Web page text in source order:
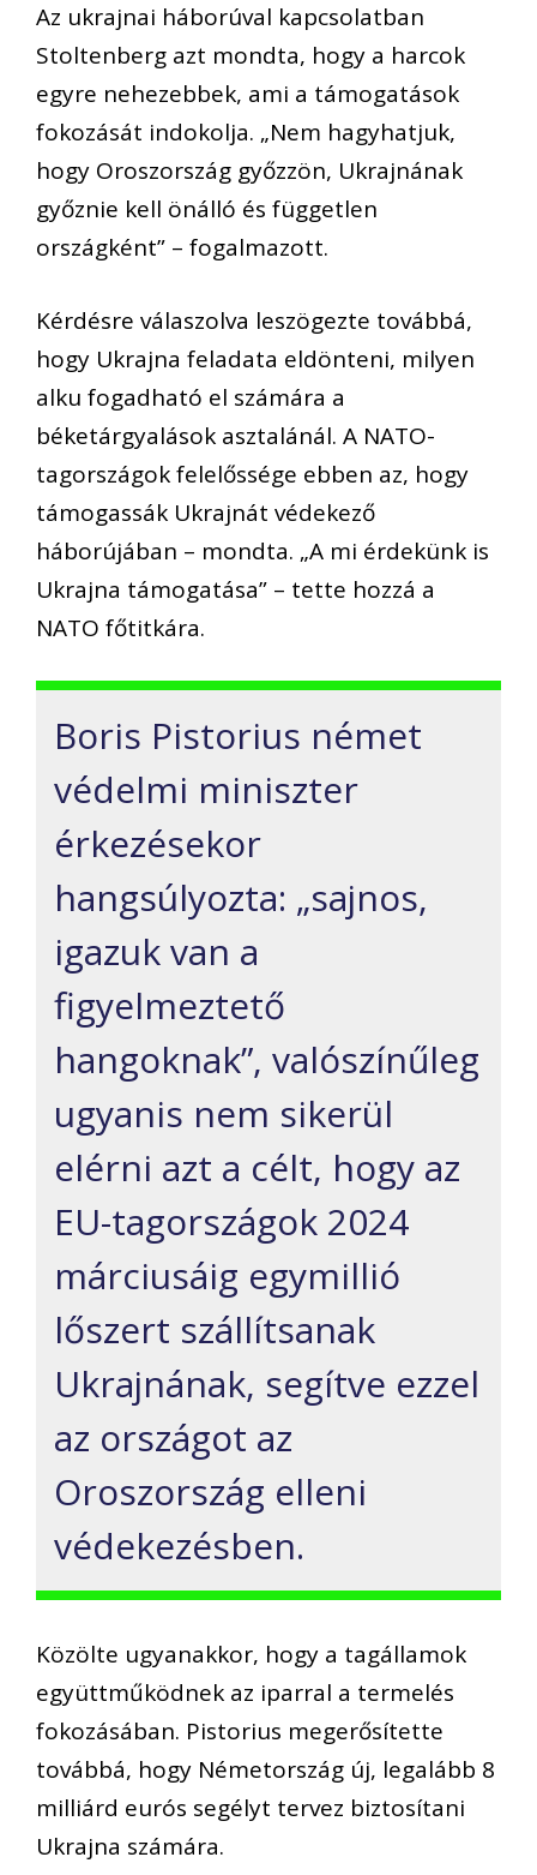
Az ukrajnai háborúval kapcsolatban
Stoltenberg azt mondta, hogy a harcok
egyre nehezebbek, ami a támogatások
fokozását indokolja. „Nem hagyhatjuk,
hogy Oroszország győzzön, Ukrajnának
győznie kell önálló és független
országként” – fogalmazott.
Kérdésre válaszolva leszögezte továbbá,
hogy Ukrajna feladata eldönteni, milyen
alku fogadható el számára a
béketárgyalások asztalánál. A NATO-
tagországok felelőssége ebben az, hogy
támogassák Ukrajnát védekező
háborújában – mondta. „A mi érdekünk is
Ukrajna támogatása” – tette hozzá a
NATO főtitkára.
Boris Pistorius német
védelmi miniszter
érkezésekor
hangsúlyozta: „sajnos,
igazuk van a
figyelmeztető
hangoknak”, valószínűleg
ugyanis nem sikerül
elérni azt a célt, hogy az
EU-tagországok 2024
márciusáig egymillió
lőszert szállítsanak
Ukrajnának, segítve ezzel
az országot az
Oroszország elleni
védekezésben.
Közölte ugyanakkor, hogy a tagállamok
együttműködnek az iparral a termelés
fokozásában. Pistorius megerősítette
továbbá, hogy Németország új, legalább 8
milliárd eurós segélyt tervez biztosítani
Ukrajna számára.